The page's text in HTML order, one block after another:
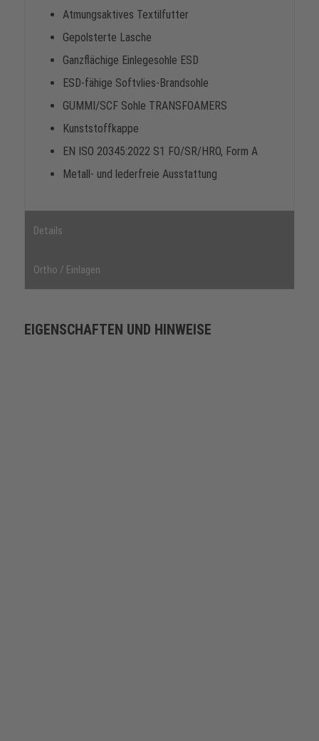
Atmungsaktives Textilfutter
Gepolsterte Lasche
Ganzflächige Einlegesohle ESD
ESD-fähige Softvlies-Brandsohle
GUMMI/SCF Sohle TRANSFOAMERS
Kunststoffkappe
EN ISO 20345:2022 S1 FO/SR/HRO, Form A
Metall- und lederfreie Ausstattung
Details
Ortho / Einlagen
EIGENSCHAFTEN UND HINWEISE